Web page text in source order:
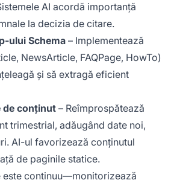
AI acordă importanță
la decizia de citare.
ului Schema – Implementează
NewsArticle, FAQPage, HowTo)
și să extragă eficient
de conținut– Reîmprospătează
trimestrial, adăugând date noi,
AI-ul favorizează conținutul
de paginile statice.
este continuu—monitorizează